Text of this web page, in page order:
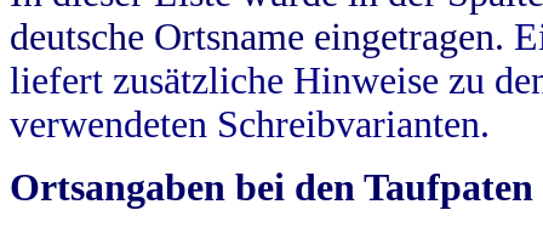
deutsche Ortsname eingetragen.
liefert zusätzliche Hinweise zu
verwendeten Schreibvarianten.
Ortsangaben bei den Taufpaten